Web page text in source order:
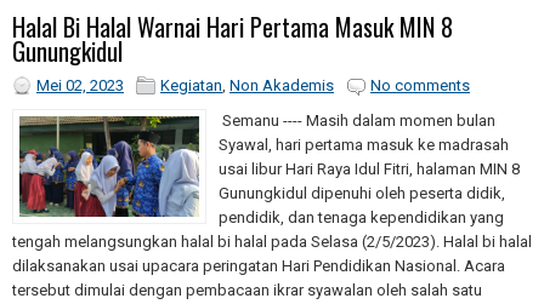
Halal Bi Halal Warnai Hari Pertama Masuk MIN 8
Gunungkidul
Mei 02, 2023 Kegiatan, Non Akademis
No comments
Semanu ---- Masih dalam momen bulan
Syawal, hari pertama masuk ke madrasah
usai libur Hari Raya Idul Fitri, halaman MIN 8
Gunungkidul dipenuhi oleh peserta didik,
pendidik, dan tenaga kependidikan yang
tengah melangsungkan halal bi halal pada Selasa (2/5/2023). Halal bi halal
dilaksanakan usai upacara peringatan Hari Pendidikan Nasional. Acara
tersebut dimulai dengan pembacaan ikrar syawalan oleh salah satu